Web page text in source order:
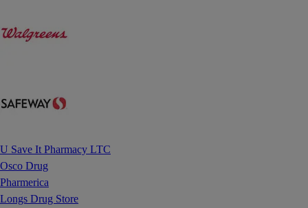
U Save It Pharmacy LTC
Osco Drug
Pharmerica
Longs Drug Store